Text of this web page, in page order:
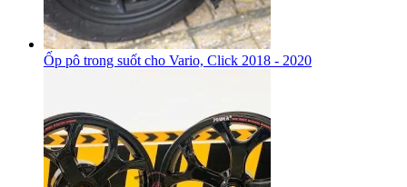
Ốp pô trong suốt cho Vario, Click 2018 - 2020